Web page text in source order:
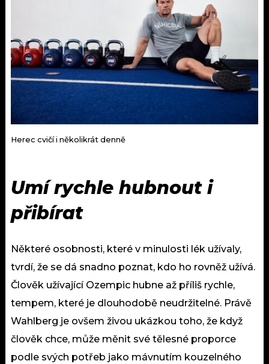
Herec cvičí i několikrát denně
Umí rychle hubnout i
přibírat
Některé osobnosti, které v minulosti lék užívaly,
tvrdí, že se dá snadno poznat, kdo ho rovněž užívá.
Člověk užívající Ozempic hubne až příliš rychle,
tempem, které je dlouhodobě neudržitelné. Právě
Wahlberg je ovšem živou ukázkou toho, že když
člověk chce, může měnit své tělesné proporce
podle svých potřeb jako mávnutím kouzelného